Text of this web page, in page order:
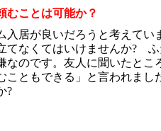
むことは可能か？
居が良いだろうと考えてい
てなくてはいけませんか?
なのです。友人に聞いたとこ
こともできる」と言われまし
?